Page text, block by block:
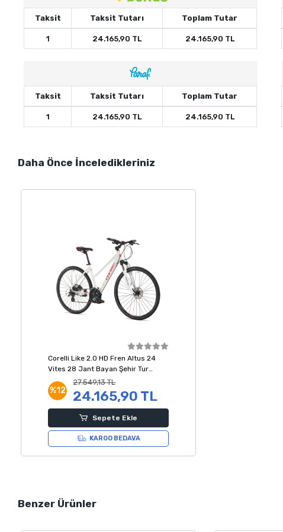
Taksit Taksit Tutarı Toplam Tutar
1 24.165,90 TL 24.165,90 TL
Taksit Taksit Tutarı Toplam Tutar
1 24.165,90 TL 24.165,90 TL
Daha Önce İnceledikleriniz
Corelli Like 2.0 HD Fren Altus 24
Vites 28 Jant Bayan Şehir Tur
Bisikleti Beyaz Kırmızı 18 Kadro
%12
27.549,13 TL
24.165,90 TL
Sepete Ekle
KARGO BEDAVA
Benzer Ürünler